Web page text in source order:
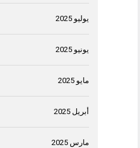
يوليو 2025
يونيو 2025
مايو 2025
أبريل 2025
مارس 2025